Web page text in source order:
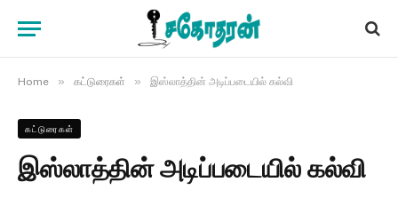
Home » கட்டுரைகள் » இஸ்லாத்தின் அடிப்படையில் கல்வி
கட்டுரைகள்
இஸ்லாத்தின் அடிப்படையில் கல்வி